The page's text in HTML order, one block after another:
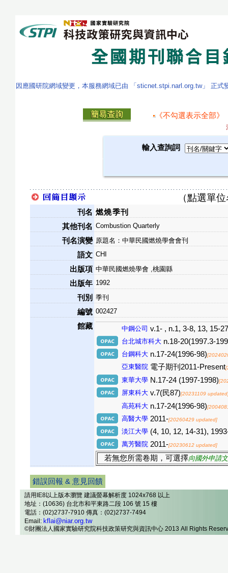
因應國研院網域變更，本服務網域已由 「sticnet.stpi.narl.org.tw」 正
《不勾選表示全部》
輸入查詢詞
（點選單
刊名 燃燒季刊
其他刊名 Combustion Quarterly
刊名演變 原題名：中華民國燃燒學會會刊
語文 CHI
出版項 中華民國燃燒學會 ,桃園縣
出版年 1992
刊別 季刊
編號 002427
館藏 中鋼公司 v.1- , n.1, 3-8, 13, 15-
台北城市科大 n.18-20(1997.3-
台鋼科大 n.17-24(1996-98)
亞東醫院 電子期刊2011-Present
東華大學 N.17-24 (1997-1998)
屏東科大 v.7(民87)[20231109
高苑科大 n.17-24(1996-98)
高醫大學 2011-[20260429 updated]
淡江大學 (4, 10, 12, 14-31),
萬芳醫院 2011-[20230612 updated]
若無您所需卷期，可選擇向國外申請
錯誤回報 & 意見回饋
請用IE8以上版本瀏覽 建議螢幕解析度 1024x768 以上
地址：(10636) 台北市和平東路二段 106 號 15 樓
電話：(02)2737-7910 傳真：(02)2737-7494
Email: kflai@niar.org.tw
©財團法人國家實驗研究院科技政策研究與資訊中心 2013 All Rights